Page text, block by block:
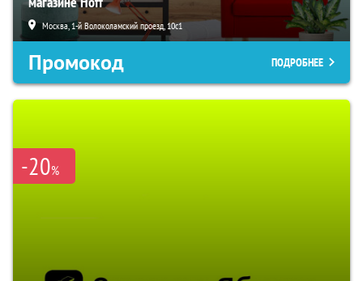
Москва, 1-й Волоколамский проезд, 10с1
Промокод ПОДРОБНЕЕ
-20%